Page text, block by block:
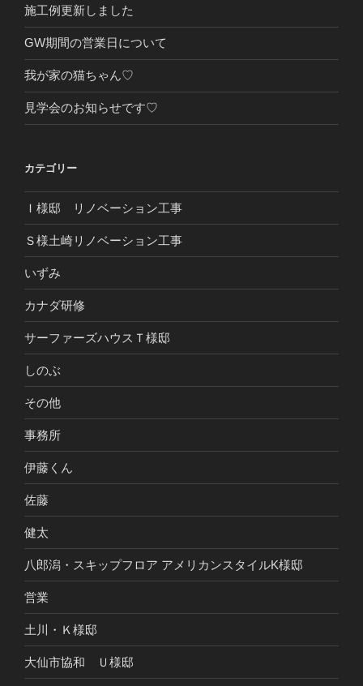
施工例更新しました
GW期間の営業日について
我が家の猫ちゃん♡
見学会のお知らせです♡
カテゴリー
Ｉ様邸 リノベーション工事
Ｓ様土崎リノベーション工事
いずみ
カナダ研修
サーファーズハウスＴ様邸
しのぶ
その他
事務所
伊藤くん
佐藤
健太
八郎潟・スキップフロア アメリカンスタイルK様邸
営業
土川・Ｋ様邸
大仙市協和 Ｕ様邸